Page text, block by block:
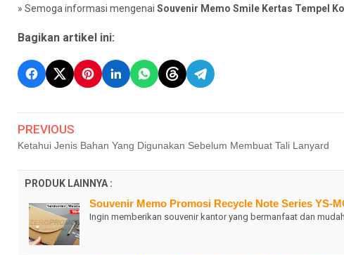
» Semoga informasi mengenai Souvenir Memo Smile Kertas Tempel
Bagikan artikel ini:
PREVIOUS
Ketahui Jenis Bahan Yang Digunakan Sebelum Membuat Tali Lanyard
PRODUK LAINNYA :
Souvenir Memo Promosi Recycle Note Series YS-
Ingin memberikan souvenir kantor yang bermanfaat dan